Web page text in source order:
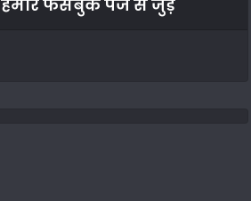
हमारे फेसबुक पेज से जुड़े